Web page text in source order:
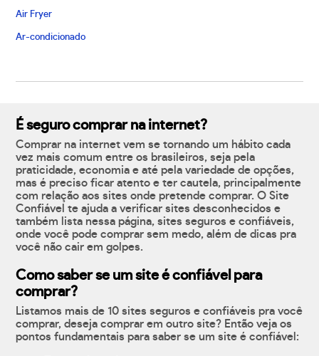
Air Fryer
Ar-condicionado
É seguro comprar na internet?
Comprar na internet vem se tornando um hábito cada
vez mais comum entre os brasileiros, seja pela
praticidade, economia e até pela variedade de opções,
mas é preciso ficar atento e ter cautela, principalmente
com relação aos sites onde pretende comprar. O Site
Confiável te ajuda a verificar sites desconhecidos e
também lista nessa página, sites seguros e confiáveis,
onde você pode comprar sem medo, além de dicas pra
você não cair em golpes.
Como saber se um site é confiável para
comprar?
Listamos mais de 10 sites seguros e confiáveis pra você
comprar, deseja comprar em outro site? Então veja os
pontos fundamentais para saber se um site é confiável: